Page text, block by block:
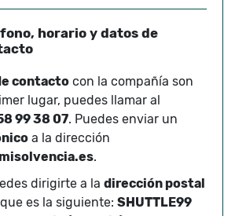
horario y datos de
contacto con la compañía son
lugar, puedes llamar al
99 38 07. Puedes enviar un
a la dirección
.
dirigirte a la dirección postal
es la siguiente: SHUTTLE99